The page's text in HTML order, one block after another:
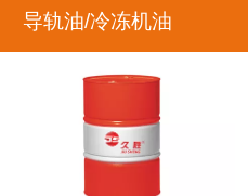
导轨油/冷冻机油